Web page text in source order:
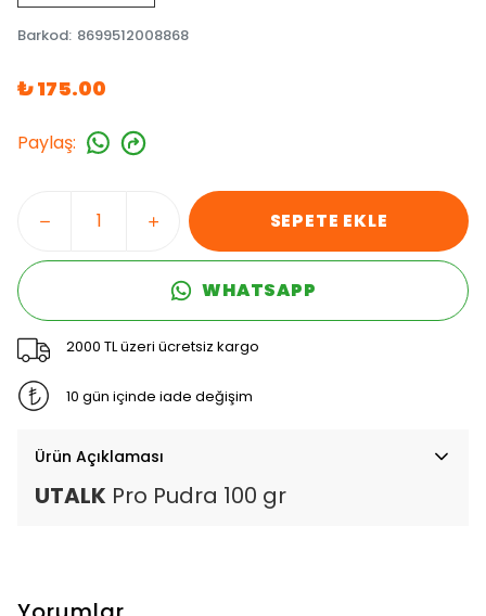
Barkod: 8699512008868
₺ 175.00
Paylaş:
SEPETE EKLE
WHATSAPP
2000 TL üzeri ücretsiz kargo
10 gün içinde iade değişim
Ürün Açıklaması
UTALK Pro Pudra 100 gr